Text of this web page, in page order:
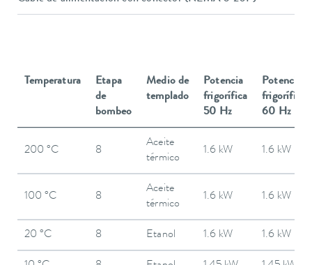
Temperatura
Etapa
de
bombeo
Medio de
templado
Potencia
frigorífica
50 Hz
Potencia
frigorífica
60 Hz
200 °C 8
Aceite
térmico
1.6 kW 1.6 kW
100 °C 8
Aceite
térmico
1.6 kW 1.6 kW
20 °C 8 Etanol 1.6 kW 1.6 kW